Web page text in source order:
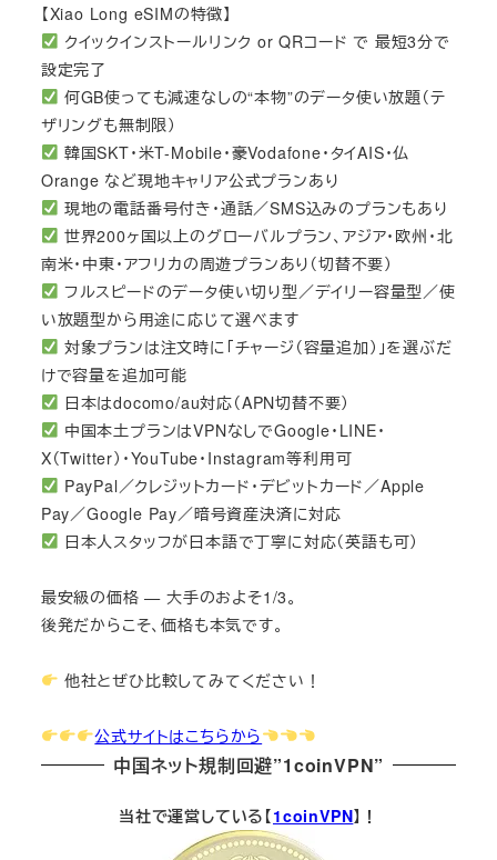
【Xiao Long eSIMの特徴】
クイックインストールリンク or QRコード で 最短3分で
設定完了
何GB使っても減速なしの“本物”のデータ使い放題（テ
ザリングも無制限）
韓国SKT・米T-Mobile・豪Vodafone・タイAIS・仏
Orange など現地キャリア公式プランあり
現地の電話番号付き・通話／SMS込みのプランもあり
世界200ヶ国以上のグローバルプラン、アジア・欧州・北
南米・中東・アフリカの周遊プランあり（切替不要）
フルスピードのデータ使い切り型／デイリー容量型／使
い放題型から用途に応じて選べます
対象プランは注文時に「チャージ（容量追加）」を選ぶだ
けで容量を追加可能
日本はdocomo/au対応（APN切替不要）
中国本土プランはVPNなしでGoogle・LINE・
X（Twitter）・YouTube・Instagram等利用可
PayPal／クレジットカード・デビットカード／Apple
Pay／Google Pay／暗号資産決済に対応
日本人スタッフが日本語で丁寧に対応（英語も可）
最安級の価格 — 大手のおよそ1/3。
後発だからこそ、価格も本気です。
他社とぜひ比較してみてください！
公式サイトはこちらから
中国ネット規制回避”1coinVPN”
当社で運営している【1coinVPN】！